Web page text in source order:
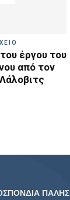
έργου του
από τον
ΠΑΛΗΣ